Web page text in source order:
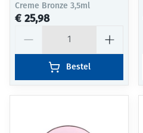
Creme Bronze 3,5ml
€ 25,98
Bestel